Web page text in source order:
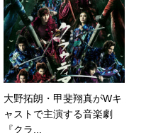
大野拓朗・甲斐翔真がWキ
ャストで主演する音楽劇
『クラ...